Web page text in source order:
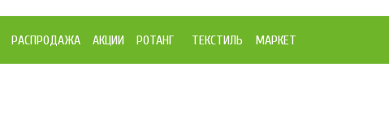
РАСПРОДАЖА АКЦИИ РОТАНГ ТЕКСТИЛЬ МАРКЕТ